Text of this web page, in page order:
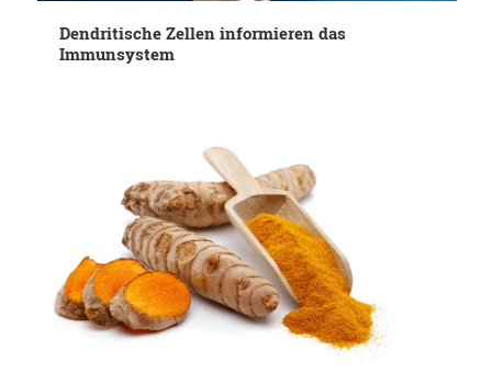
Dendritische Zellen informieren das
Immunsystem